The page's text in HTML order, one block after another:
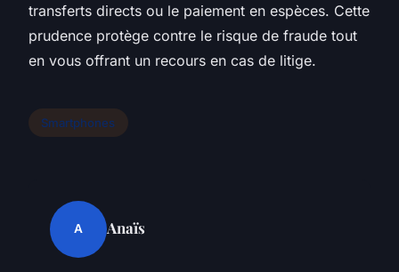
transferts directs ou le paiement en espèces. Cette
prudence protège contre le risque de fraude tout
en vous offrant un recours en cas de litige.
Smartphones
A Anaïs